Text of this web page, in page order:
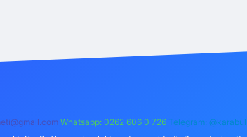
Whatsapp: 0262 606 0 726 Telegram: @karabul